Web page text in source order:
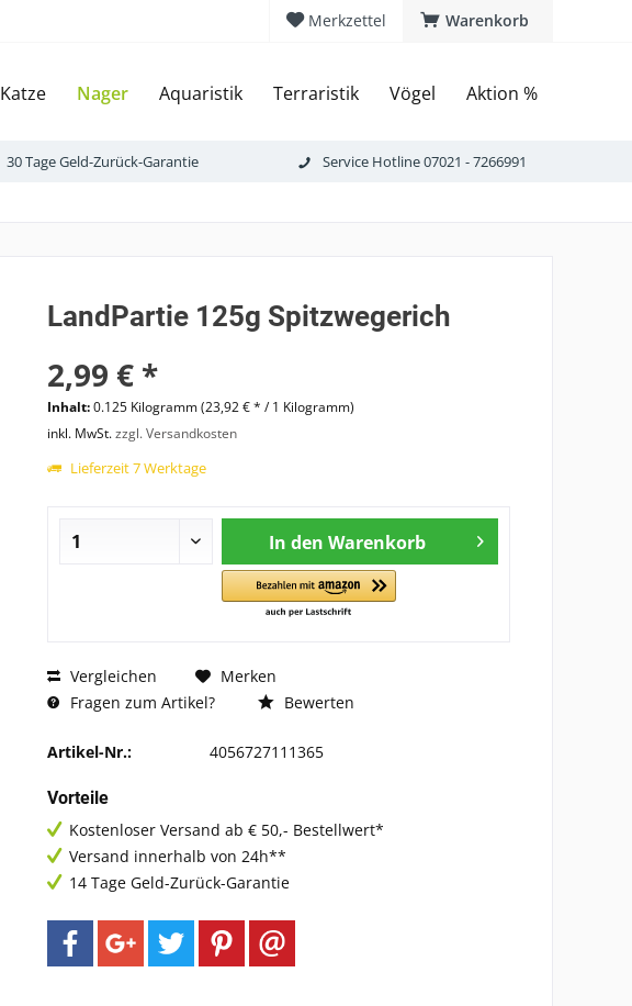
Warenkorb
Merkzettel
Katze Nager Aquaristik Terraristik Vögel Aktion %
30 Tage Geld-Zurück-Garantie Service Hotline 07021 - 7266991
LandPartie 125g Spitzwegerich
2,99 € *
Inhalt:0.125 Kilogramm (23,92 € * / 1 Kilogramm)
inkl. MwSt.zzgl. Versandkosten
Lieferzeit 7 Werktage
In den Warenkorb
Vergleichen
Merken
Fragen zum Artikel?
Bewerten
Artikel-Nr.: 4056727111365
Vorteile
Kostenloser Versand ab € 50,- Bestellwert*
Versand innerhalb von 24h**
14 Tage Geld-Zurück-Garantie